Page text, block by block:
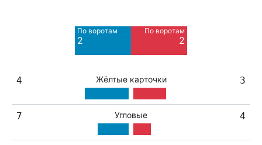
По воротам
2
По воротам
2
4 Жёлтые карточки 3
7 Угловые 4